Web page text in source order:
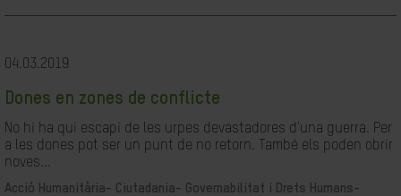
04.03.2019
Dones en zones de conflicte
No hi ha qui escapi de les urpes devastadores d'una guerra. Per
a les dones pot ser un punt de no retorn. També els poden obrir
noves...
Acció Humanitària-
Ciutadania- Governabilitat i Drets Humans-